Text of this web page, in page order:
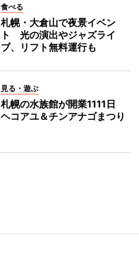
食べる
札幌・大倉山で夜景イベン
ト 光の演出やジャズライ
ブ、リフト無料運行も
見る・遊ぶ
札幌の水族館が開業1111日
ヘコアユ＆チンアナゴまつり